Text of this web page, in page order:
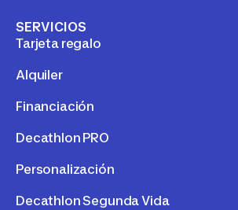
SERVICIOS
Tarjeta regalo
Alquiler
Financiación
Decathlon PRO
Personalización
Decathlon Segunda Vida